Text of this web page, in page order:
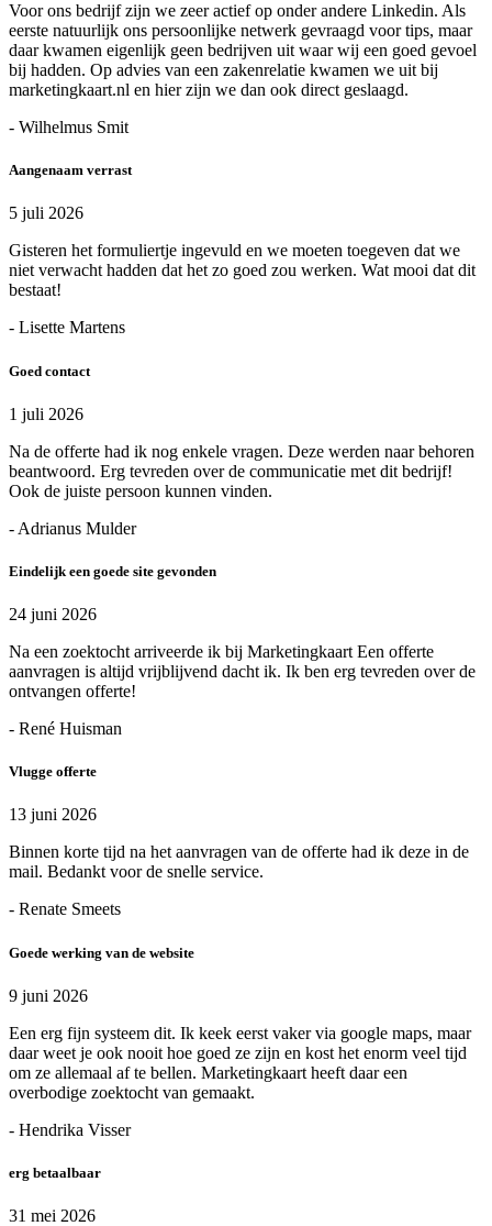
Voor ons bedrijf zijn we zeer actief op onder andere Linkedin. Als
eerste natuurlijk ons persoonlijke netwerk gevraagd voor tips, maar
daar kwamen eigenlijk geen bedrijven uit waar wij een goed gevoel
bij hadden. Op advies van een zakenrelatie kwamen we uit bij
marketingkaart.nl en hier zijn we dan ook direct geslaagd.
- Wilhelmus Smit
Aangenaam verrast
5 juli 2026
Gisteren het formuliertje ingevuld en we moeten toegeven dat we
niet verwacht hadden dat het zo goed zou werken. Wat mooi dat dit
bestaat!
- Lisette Martens
Goed contact
1 juli 2026
Na de offerte had ik nog enkele vragen. Deze werden naar behoren
beantwoord. Erg tevreden over de communicatie met dit bedrijf!
Ook de juiste persoon kunnen vinden.
- Adrianus Mulder
Eindelijk een goede site gevonden
24 juni 2026
Na een zoektocht arriveerde ik bij Marketingkaart Een offerte
aanvragen is altijd vrijblijvend dacht ik. Ik ben erg tevreden over de
ontvangen offerte!
- René Huisman
Vlugge offerte
13 juni 2026
Binnen korte tijd na het aanvragen van de offerte had ik deze in de
mail. Bedankt voor de snelle service.
- Renate Smeets
Goede werking van de website
9 juni 2026
Een erg fijn systeem dit. Ik keek eerst vaker via google maps, maar
daar weet je ook nooit hoe goed ze zijn en kost het enorm veel tijd
om ze allemaal af te bellen. Marketingkaart heeft daar een
overbodige zoektocht van gemaakt.
- Hendrika Visser
erg betaalbaar
31 mei 2026